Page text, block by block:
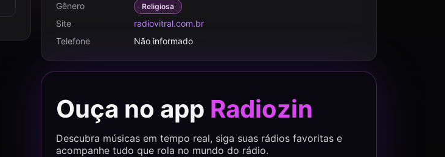
Gênero
Religiosa
Site
radiovitral.com.br
Telefone
Não informado
Ouça no app Radiozin
Descubra músicas em tempo real, siga suas rádios favoritas e
acompanhe tudo que rola no mundo do rádio.